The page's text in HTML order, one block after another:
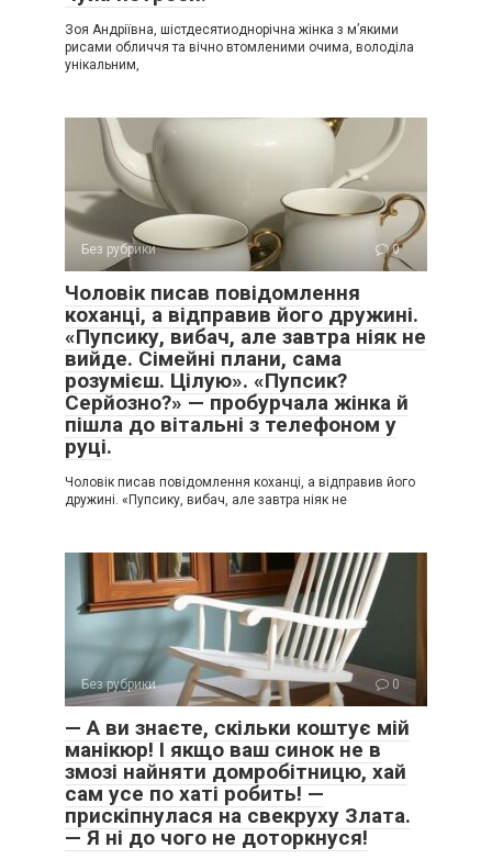
Зоя Андріївна, шістдесятиоднорічна жінка з м’якими
рисами обличчя та вічно втомленими очима, володіла
унікальним,
Без рубрики 0
Чоловік писав повідомлення
коханці, а відправив його дружині.
«Пупсику, вибач, але завтра ніяк не
вийде. Сімейні плани, сама
розумієш. Цілую». «Пупсик?
Серйозно?» — пробурчала жінка й
пішла до вітальні з телефоном у
руці.
Чоловік писав повідомлення коханці, а відправив його
дружині. «Пупсику, вибач, але завтра ніяк не
Без рубрики 0
— А ви знаєте, скільки коштує мій
манікюр! І якщо ваш синок не в
змозі найняти домробітницю, хай
сам усе по хаті робить! —
прискіпнулася на свекруху Злата.
— Я ні до чого не доторкнуся!